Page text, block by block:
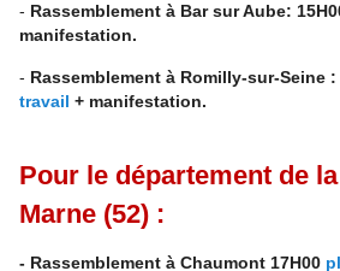
- Rassemblement à Bar sur Aube:
manifestation.
- Rassemblement à Romilly-sur-Seine :
travail + manifestation.
Pour le département de la
Marne (52) :
- Rassemblement à Chaumont 17H00